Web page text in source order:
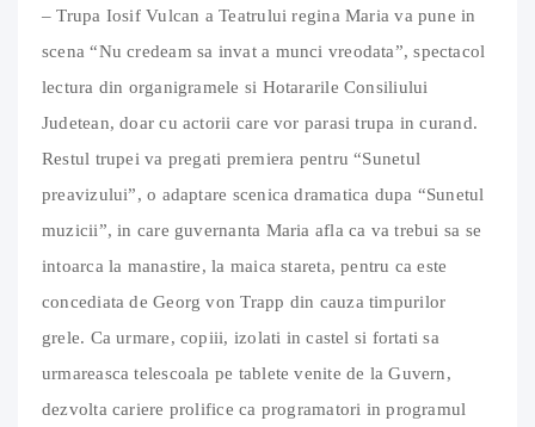
– Trupa Iosif Vulcan a Teatrului regina Maria va pune in
scena “Nu credeam sa invat a munci vreodata”, spectacol
lectura din organigramele si Hotararile Consiliului
Judetean, doar cu actorii care vor parasi trupa in curand.
Restul trupei va pregati premiera pentru “Sunetul
preavizului”, o adaptare scenica dramatica dupa “Sunetul
muzicii”, in care guvernanta Maria afla ca va trebui sa se
intoarca la manastire, la maica stareta, pentru ca este
concediata de Georg von Trapp din cauza timpurilor
grele. Ca urmare, copiii, izolati in castel si fortati sa
urmareasca telescoala pe tablete venite de la Guvern,
dezvolta cariere prolifice ca programatori in programul